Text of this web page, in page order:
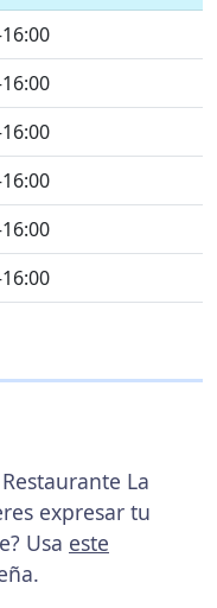
La
expresar tu
Usa este